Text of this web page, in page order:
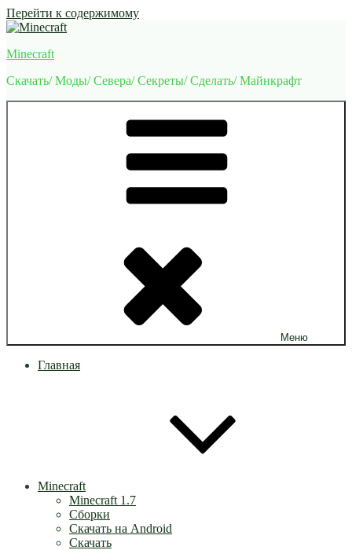
Перейти к содержимому
Minecraft
Скачать/ Моды/ Севера/ Секреты/ Сделать/ Майнкрафт
Меню
Главная
Minecraft
Minecraft 1.7
Сборки
Скачать на Android
Скачать